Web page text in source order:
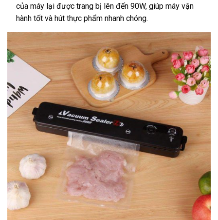
của máy lại được trang bị lên đến 90W, giúp máy vận
hành tốt và hút thực phẩm nhanh chóng.